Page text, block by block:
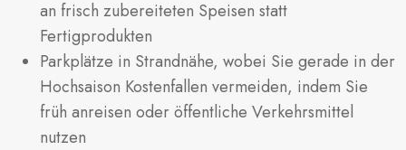
an frisch zubereiteten Speisen statt
Fertigprodukten
Parkplätze in Strandnähe, wobei Sie gerade in der
Hochsaison Kostenfallen vermeiden, indem Sie
früh anreisen oder öffentliche Verkehrsmittel
nutzen